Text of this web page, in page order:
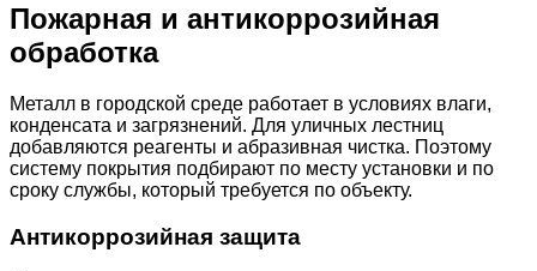
Пожарная и антикоррозийная
обработка
Металл в городской среде работает в условиях влаги,
конденсата и загрязнений. Для уличных лестниц
добавляются реагенты и абразивная чистка. Поэтому
систему покрытия подбирают по месту установки и по
сроку службы, который требуется по объекту.
Антикоррозийная защита